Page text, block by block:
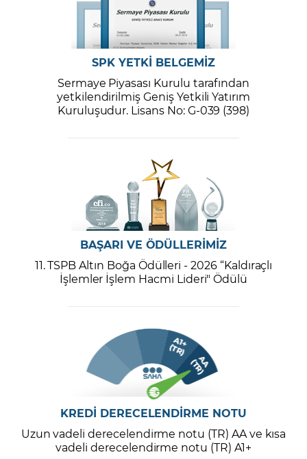
SPK YETKİ BELGEMİZ
Sermaye Piyasası Kurulu tarafından
yetkilendirilmiş Geniş Yetkili Yatırım
Kuruluşudur. Lisans No: G-039 (398)
BAŞARI VE ÖDÜLLERİMİZ
11. TSPB Altın Boğa Ödülleri - 2026 “Kaldıraçlı
İşlemler İşlem Hacmi Lideri" Ödülü
KREDİ DERECELENDİRME NOTU
Uzun vadeli derecelendirme notu (TR) AA ve kısa
vadeli derecelendirme notu (TR) A1+